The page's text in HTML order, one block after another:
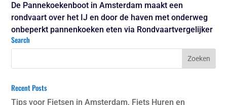
De Pannekoekenboot in Amsterdam maakt een
rondvaart over het IJ en door de haven met onderweg
onbeperkt pannenkoeken eten via Rondvaartvergelijker
Search
Recent Posts
Tips voor Fietsen in Amsterdam, Fiets Huren en